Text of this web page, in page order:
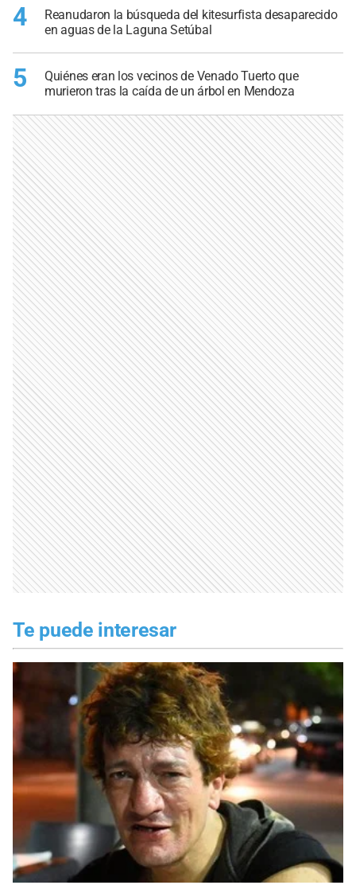
4
Reanudaron la búsqueda del kitesurfista desaparecido
en aguas de la Laguna Setúbal
5
Quiénes eran los vecinos de Venado Tuerto que
murieron tras la caída de un árbol en Mendoza
Te puede interesar